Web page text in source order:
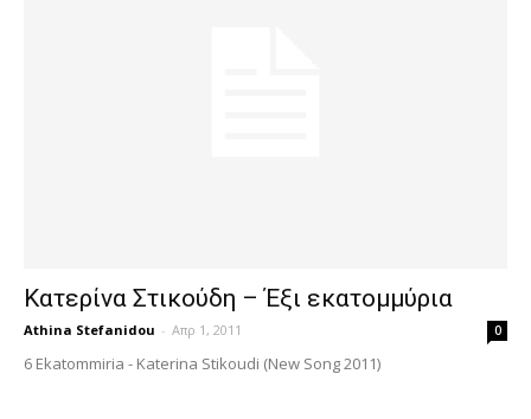
Κατερίνα Στικούδη – Έξι εκατομμύρια
Athina Stefanidou - Απρ 1, 2011 0
6 Ekatommiria - Katerina Stikoudi (New Song 2011)